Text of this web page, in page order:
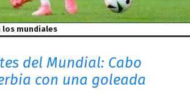
los mundiales
del Mundial: Cabo
con una goleada